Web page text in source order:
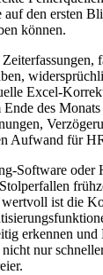
auf den ersten
können.
Excel-
des
Aufwand für
Software oder
ist die
erkennen und
nur